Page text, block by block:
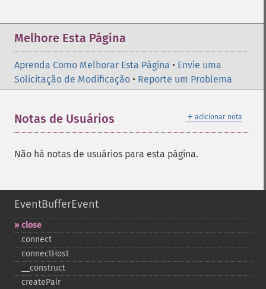
Melhore Esta Página
Aprenda Como Melhorar Esta Página • Envie uma
Solicitação de Modificação • Reporte um Problema
＋ adicionar nota
Notas de Usuários
Não há notas de usuários para esta página.
EventBufferEvent
close
connect
connectHost
_​_​construct
createPair